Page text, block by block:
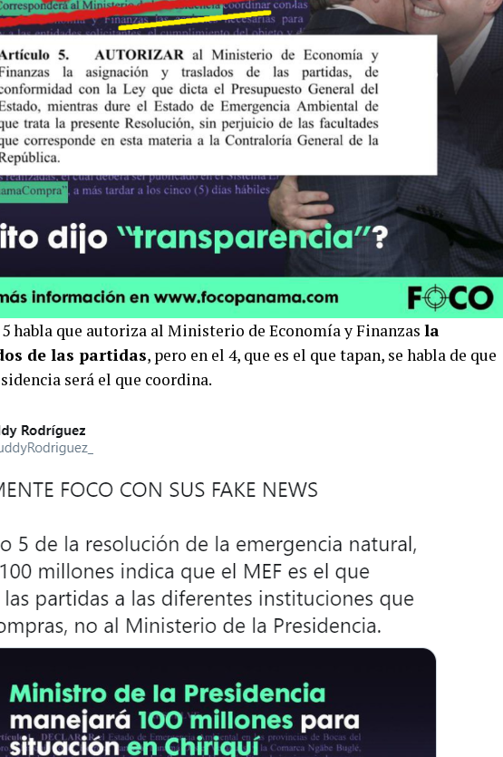
habla que autoriza al Ministerio de Economía y Finanzas la
de las partidas, pero en el 4, que es el que tapan, se habla de que
será el que coordina.